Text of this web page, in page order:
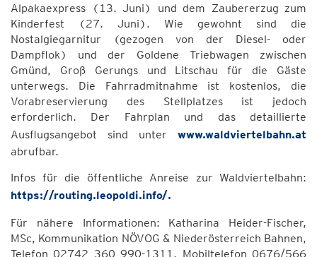
Alpakaexpress (13. Juni) und dem Zaubererzug zum
Kinderfest (27. Juni). Wie gewohnt sind die
Nostalgiegarnitur (gezogen von der Diesel- oder
Dampflok) und der Goldene Triebwagen zwischen
Gmünd, Groß Gerungs und Litschau für die Gäste
unterwegs. Die Fahrradmitnahme ist kostenlos, die
Vorabreservierung des Stellplatzes ist jedoch
erforderlich. Der Fahrplan und das detaillierte
Ausflugsangebot sind unter www.waldviertelbahn.at
abrufbar.
Infos für die öffentliche Anreise zur Waldviertelbahn:
https://routing.leopoldi.info/.
Für nähere Informationen: Katharina Heider-Fischer,
MSc, Kommunikation NÖVOG & Niederösterreich Bahnen,
Telefon 02742 360 990-1311, Mobiltelefon 0676/566